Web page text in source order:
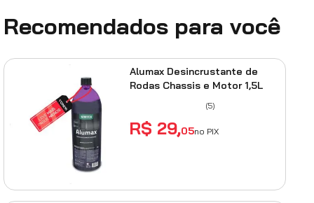
Recomendados para você
Alumax Desincrustante de
Rodas Chassis e Motor 1,5L
(5)
R$ 29,05no PIX